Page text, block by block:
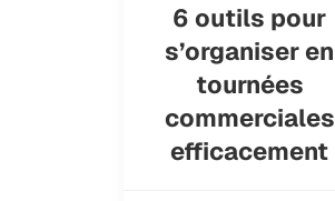
6 outils pour
s’organiser en
tournées
commerciales
efficacement